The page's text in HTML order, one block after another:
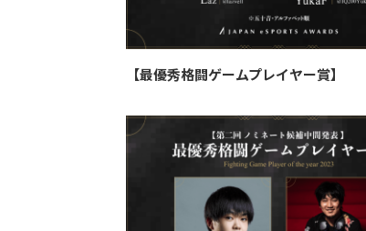
【最優秀格闘ゲームプレイヤー賞】